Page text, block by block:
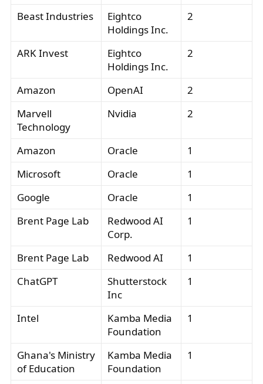
Beast Industries
Eightco
Holdings Inc.
2
ARK Invest
Eightco
Holdings Inc.
2
Amazon OpenAI
2
Marvell
Technology
Nvidia 2
Amazon Oracle
1
Microsoft
Oracle
1
Google
Oracle
1
Brent Page Lab
Redwood AI
Corp.
1
Brent Page Lab Redwood AI
1
ChatGPT
Shutterstock
Inc
1
Intel
Kamba Media
Foundation
1
Ghana's Ministry
of Education
Kamba Media
Foundation
1